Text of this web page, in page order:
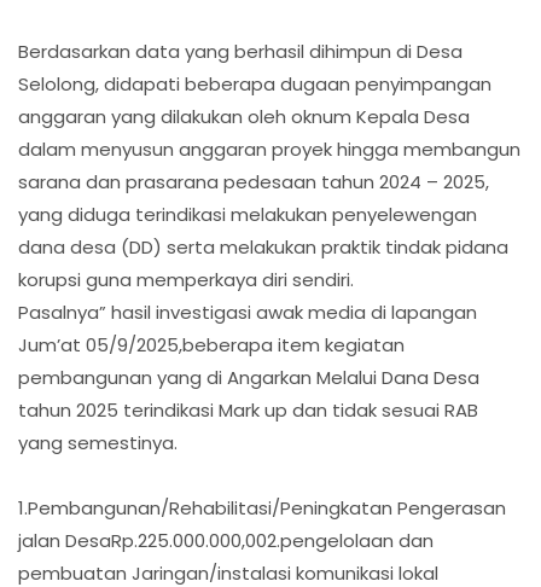
Berdasarkan data yang berhasil dihimpun di Desa
Selolong, didapati beberapa dugaan penyimpangan
anggaran yang dilakukan oleh oknum Kepala Desa
dalam menyusun anggaran proyek hingga membangun
sarana dan prasarana pedesaan tahun 2024 – 2025,
yang diduga terindikasi melakukan penyelewengan
dana desa (DD) serta melakukan praktik tindak pidana
korupsi guna memperkaya diri sendiri.
Pasalnya” hasil investigasi awak media di lapangan
Jum’at 05/9/2025,beberapa item kegiatan
pembangunan yang di Angarkan Melalui Dana Desa
tahun 2025 terindikasi Mark up dan tidak sesuai RAB
yang semestinya.
1.Pembangunan/Rehabilitasi/Peningkatan Pengerasan
jalan DesaRp.225.000.000,002.pengelolaan dan
pembuatan Jaringan/instalasi komunikasi lokal